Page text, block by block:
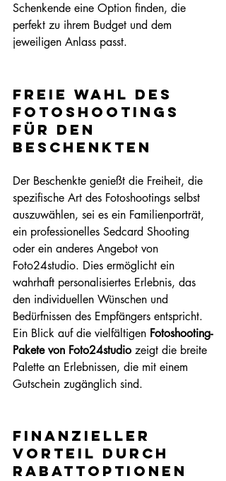
Schenkende eine Option finden, die
perfekt zu ihrem Budget und dem
jeweiligen Anlass passt.
Freie Wahl des
Fotoshootings
für den
Beschenkten
Der Beschenkte genießt die Freiheit, die
spezifische Art des Fotoshootings selbst
auszuwählen, sei es ein Familienporträt,
ein professionelles Sedcard Shooting
oder ein anderes Angebot von
Foto24studio. Dies ermöglicht ein
wahrhaft personalisiertes Erlebnis, das
den individuellen Wünschen und
Bedürfnissen des Empfängers entspricht.
Ein Blick auf die vielfältigen Fotoshooting-
Pakete von Foto24studio zeigt die breite
Palette an Erlebnissen, die mit einem
Gutschein zugänglich sind.
Finanzieller
Vorteil durch
Rabattoptionen